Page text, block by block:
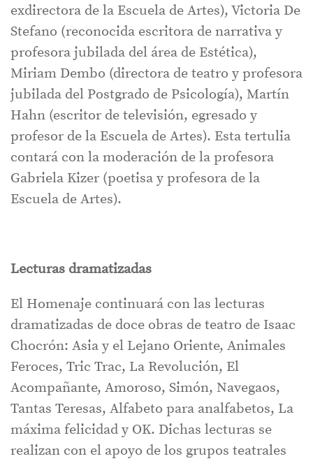
exdirectora de la Escuela de Artes), Victoria De
Stefano (reconocida escritora de narrativa y
profesora jubilada del área de Estética),
Miriam Dembo (directora de teatro y profesora
jubilada del Postgrado de Psicología), Martín
Hahn (escritor de televisión, egresado y
profesor de la Escuela de Artes). Esta tertulia
contará con la moderación de la profesora
Gabriela Kizer (poetisa y profesora de la
Escuela de Artes).
Lecturas dramatizadas
El Homenaje continuará con las lecturas
dramatizadas de doce obras de teatro de Isaac
Chocrón: Asia y el Lejano Oriente, Animales
Feroces, Tric Trac, La Revolución, El
Acompañante, Amoroso, Simón, Navegaos,
Tantas Teresas, Alfabeto para analfabetos, La
máxima felicidad y OK. Dichas lecturas se
realizan con el apoyo de los grupos teatrales